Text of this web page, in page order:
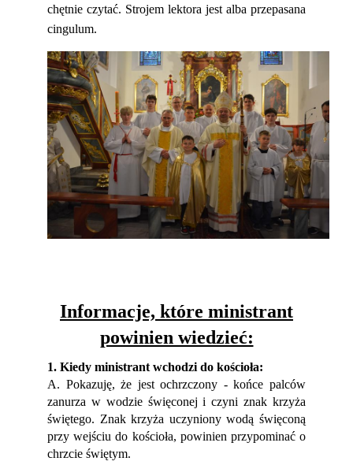
chętnie czytać. Strojem lektora jest alba przepasana
cingulum.
Informacje, które ministrant
powinien wiedzieć:
1. Kiedy ministrant wchodzi do kościoła:
A. Pokazuję, że jest ochrzczony - końce palców
zanurza w wodzie święconej i czyni znak krzyża
świętego. Znak krzyża uczyniony wodą święconą
przy wejściu do kościoła, powinien przypominać o
chrzcie świętym.